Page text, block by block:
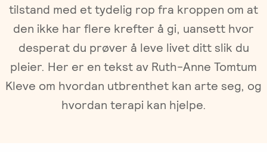
Gruppeterapi
Video-
Bergen
Kurs
Trykk
her
for
Om oss
Vår
Spisskompetanse
tilstand med et tydelig rop fra kroppen om at
den ikke har flere krefter å gi, uansett hvor
desperat du prøver å leve livet ditt slik du
pleier. Her er en tekst av Ruth-Anne Tomtum
Kleve om hvordan utbrenthet kan arte seg, og
hvordan terapi kan hjelpe.